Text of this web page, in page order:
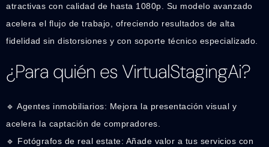
atractivas con calidad de hasta 1080p. Su modelo avanzado
acelera el flujo de trabajo, ofreciendo resultados de alta
fidelidad sin distorsiones y con soporte técnico especializado.
¿Para quién es VirtualStagingAi?
🔹 Agentes inmobiliarios: Mejora la presentación visual y
acelera la captación de compradores.
🔹 Fotógrafos de real estate: Añade valor a tus servicios con